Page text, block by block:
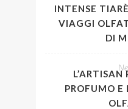
INTENSE
VIAGGI
DI
L’ARTISAN
PROFUMO E